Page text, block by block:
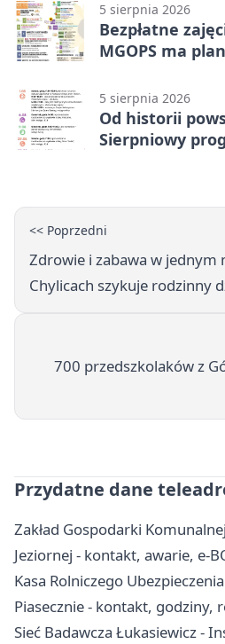
5 sierpnia 2026
Bezpłatne
MGOPS ma
5 sierpnia 2026
Od historii
Sierpniowy
<< Poprzedni
Zdrowie i zabawa w jednym
Chylicach szykuje rodzinny
700 przedszkolaków z
Przydatne dane
Zakład Gospodarki
Jeziornej - kontakt, awarie, e-
Kasa Rolniczego
Piasecznie - kontakt, godziny,
Sieć Badawcza Łukasiewicz -